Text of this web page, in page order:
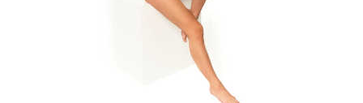
LEVANTE
CORSETTI